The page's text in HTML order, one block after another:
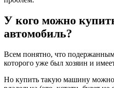
У кого можно
автомобиль?
Всем понятно, что
которого уже был хозяин и
Но купить такую машину можно